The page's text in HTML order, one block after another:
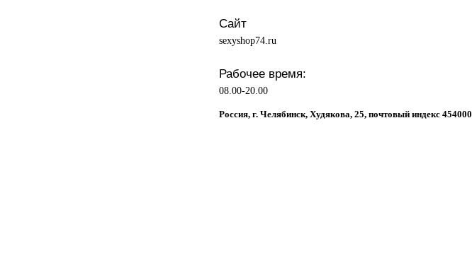
Сайт
sexyshop74.ru
Рабочее время:
08.00-20.00
Россия, г. Челябинск, Худякова, 25, почтовый индекс 454000